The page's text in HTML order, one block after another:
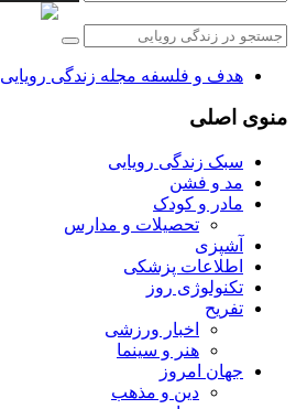
هدف و فلسفه مجله زندگی رویایی
منوی اصلی
سبک زندگی رویایی
مد و فشن
مادر و کودک
تحصیلات و مدارس
آشپزی
اطلاعات پزشکی
تکنولوژی روز
تفریح
اخبار ورزشی
هنر و سینما
جهان امروز
دین و مذهب